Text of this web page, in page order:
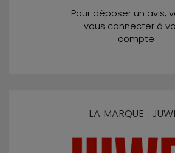
Pour déposer un avis,
vous connecter à
compte
LA MARQUE :